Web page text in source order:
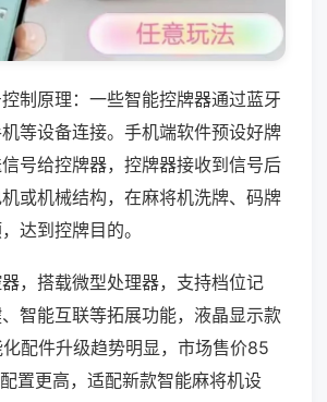
制原理：一些智能控牌器通过蓝牙
等设备连接。手机端软件预设好牌
号给控牌器，控牌器接收到信号后
或机械结构，在麻将机洗牌、码牌
达到控牌目的。
，搭载微型处理器，支持档位记
智能互联等拓展功能，液晶显示款
配件升级趋势明显，市场售价85
置更高，适配新款智能麻将机设